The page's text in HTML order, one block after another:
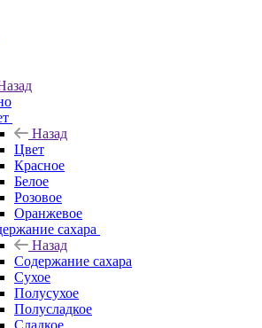
Назад
Цвет
Красное
Белое
Розовое
Оранжевое
сахара
Назад
Содержание сахара
Сухое
Полусухое
Полусладкое
Сладкое